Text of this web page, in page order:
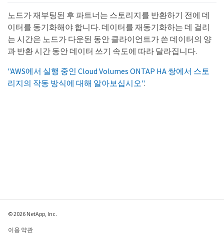
노드가 재부팅된 후 파트너는 스토리지를 반환하기 전에 데
이터를 동기화해야 합니다. 데이터를 재동기화하는 데 걸리
는 시간은 노드가 다운된 동안 클라이언트가 쓴 데이터의 양
과 반환 시간 동안 데이터 쓰기 속도에 따라 달라집니다.
"AWS에서 실행 중인 Cloud Volumes ONTAP HA 쌍에서 스토
리지의 작동 방식에 대해 알아보십시오".
© 2026 NetApp, Inc.
이용 약관